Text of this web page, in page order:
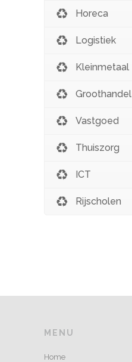
Horeca
Logistiek
Kleinmetaal
Groothandel
Vastgoed
Thuiszorg
ICT
Rijscholen
MENU
Home